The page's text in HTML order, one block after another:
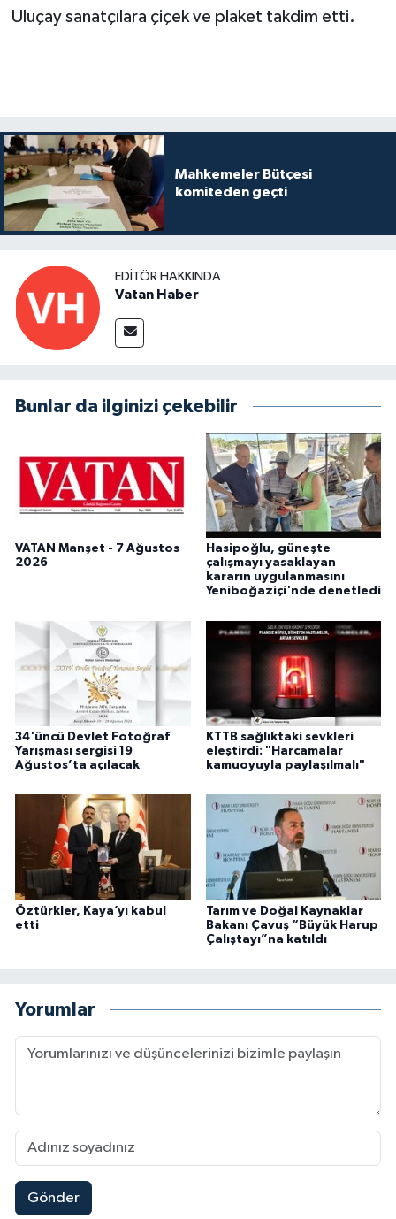
Uluçay sanatçılara çiçek ve plaket takdim etti.
Mahkemeler Bütçesi
komiteden geçti
EDITÖR HAKKINDA
Vatan Haber
Bunlar da ilginizi çekebilir
VATAN Manşet - 7 Ağustos
2026
Hasipoğlu, güneşte
çalışmayı yasaklayan
kararın uygulanmasını
Yeniboğaziçi'nde denetledi
34'üncü Devlet Fotoğraf
Yarışması sergisi 19
Ağustos’ta açılacak
KTTB sağlıktaki sevkleri
eleştirdi: "Harcamalar
kamuoyuyla paylaşılmalı"
Öztürkler, Kaya’yı kabul
etti
Tarım ve Doğal Kaynaklar
Bakanı Çavuş “Büyük Harup
Çalıştayı”na katıldı
Yorumlar
Gönder